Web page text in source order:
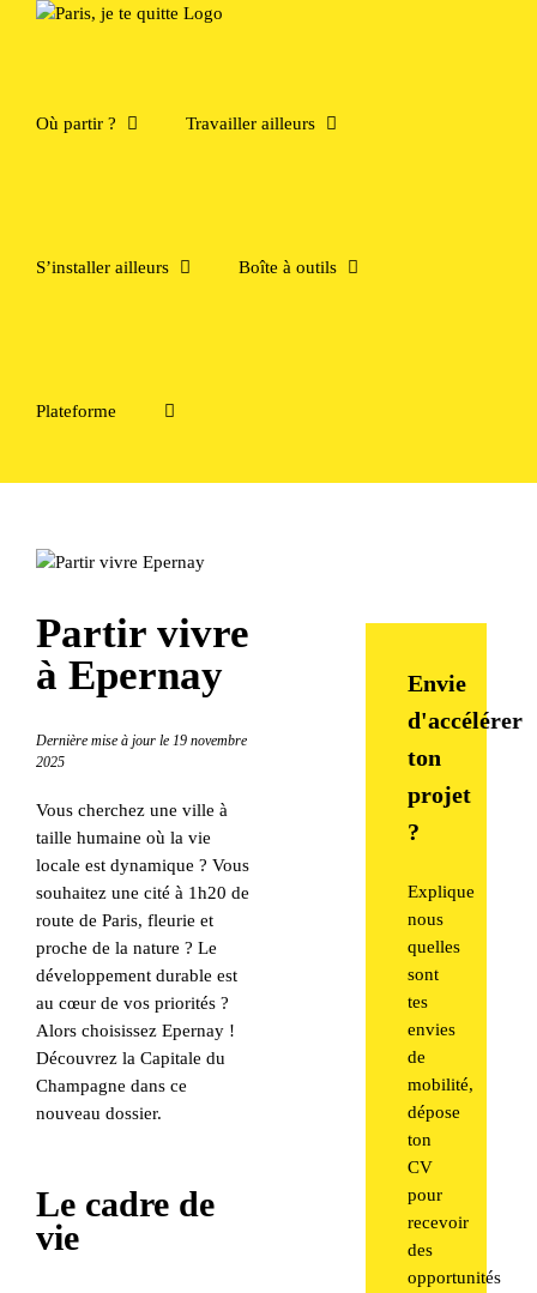
Passer
Où partir ? Travailler ailleurs
S’installer ailleurs Boîte à outils
Plateforme
Partir vivre
à Epernay
Dernière mise à jour le 19 novembre
2025
Vous cherchez une ville à
taille humaine où la vie
locale est dynamique ? Vous
souhaitez une cité à 1h20 de
route de Paris, fleurie et
proche de la nature ? Le
développement durable est
au cœur de vos priorités ?
Alors choisissez Epernay !
Découvrez la Capitale du
Champagne dans ce
nouveau dossier.
Le cadre de
vie
Envie
d'accélérer
ton
projet
?
Explique
nous
quelles
sont
tes
envies
de
mobilité,
dépose
ton
CV
pour
recevoir
des
opportunités